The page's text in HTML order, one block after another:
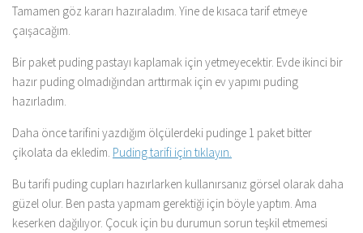
Tamamen göz kararı hazıraladım. Yine de kısaca tarif etmeye
çaışacağım.
Bir paket puding pastayı kaplamak için yetmeyecektir. Evde ikinci bir
hazır puding olmadığından arttırmak için ev yapımı puding
hazırladım.
Daha önce tarifini yazdığım ölçülerdeki pudinge 1 paket bitter
çikolata da ekledim. Puding tarifi için tıklayın.
Bu tarifi puding cupları hazırlarken kullanırsanız görsel olarak daha
güzel olur. Ben pasta yapmam gerektiği için böyle yaptım. Ama
keserken dağılıyor. Çocuk için bu durumun sorun teşkil etmemesi